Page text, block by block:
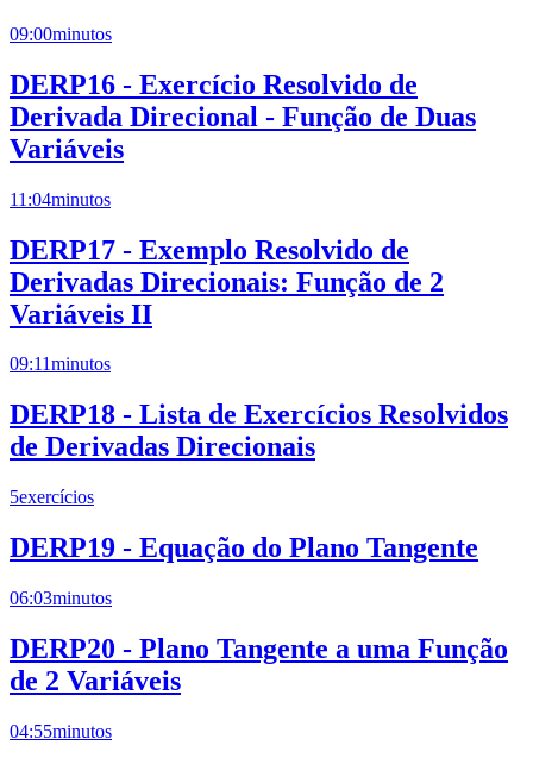
09:00minutos
DERP16 - Exercício Resolvido de
Derivada Direcional - Função de Duas
Variáveis
11:04minutos
DERP17 - Exemplo Resolvido de
Derivadas Direcionais: Função de 2
Variáveis II
09:11minutos
DERP18 - Lista de Exercícios Resolvidos
de Derivadas Direcionais
5exercícios
DERP19 - Equação do Plano Tangente
06:03minutos
DERP20 - Plano Tangente a uma Função
de 2 Variáveis
04:55minutos